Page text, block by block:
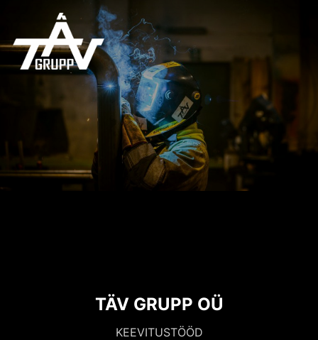
TÄV GRUPP OÜ
KEEVITUSTÖÖD